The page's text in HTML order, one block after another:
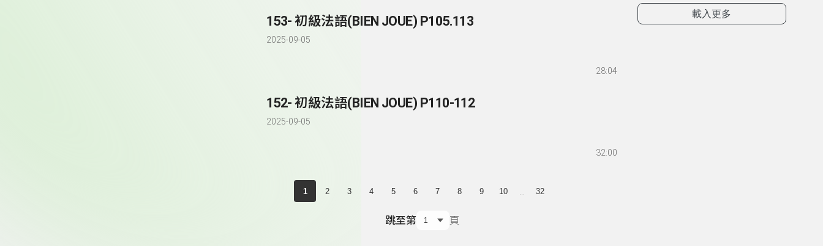
153- 初級法語(BIEN JOUE) P105.113
2025-09-05
28:04
152- 初級法語(BIEN JOUE) P110-112
2025-09-05
32:00
1 2 3 4 5 6 7 8 9 10 32
跳至第 頁
載入更多